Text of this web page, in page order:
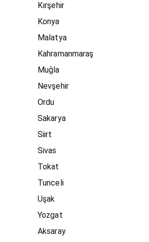
Kırşehir
Konya
Malatya
Kahramanmaraş
Muğla
Nevşehir
Ordu
Sakarya
Siirt
Sivas
Tokat
Tunceli
Uşak
Yozgat
Aksaray